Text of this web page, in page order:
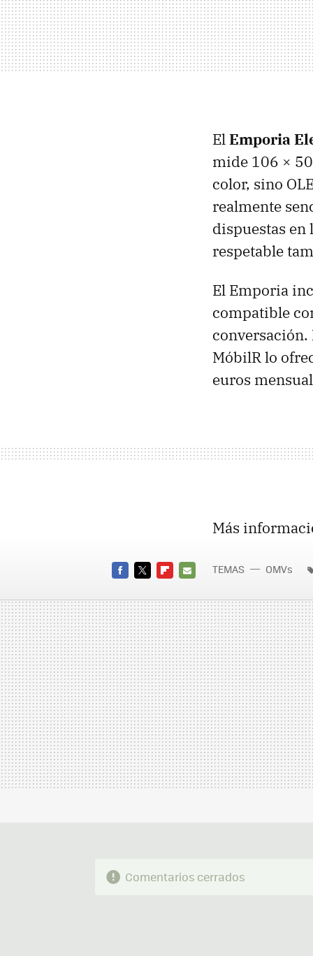
ElEmporia
mide 106 ×
color, sino
realmente
dispuestas en
respetable
El Emporia
compatible
conversación.
MóbilR lo
euros
Más
MAIL
TEMAS OMVs
Comentarios cerrados